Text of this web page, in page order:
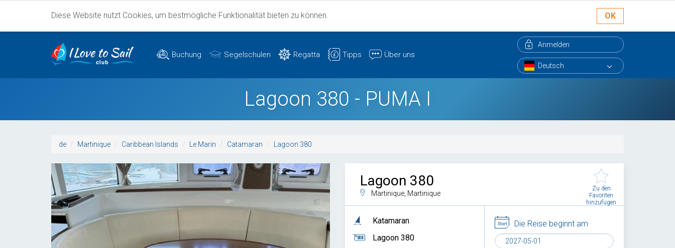
Diese Website nutzt Cookies, um bestmögliche Funktionalität bieten zu können. OK
Buchung Segelschulen Regatta Tipps Über uns
Anmelden
Lagoon 380 - PUMA I
de Martinique Caribbean Islands Le Marin Catamaran Lagoon 380
Lagoon 380
Martinique, Martinique
Zu den
Favoriten
hinzufügen
Katamaran
Lagoon 380
Die Reise beginnt am